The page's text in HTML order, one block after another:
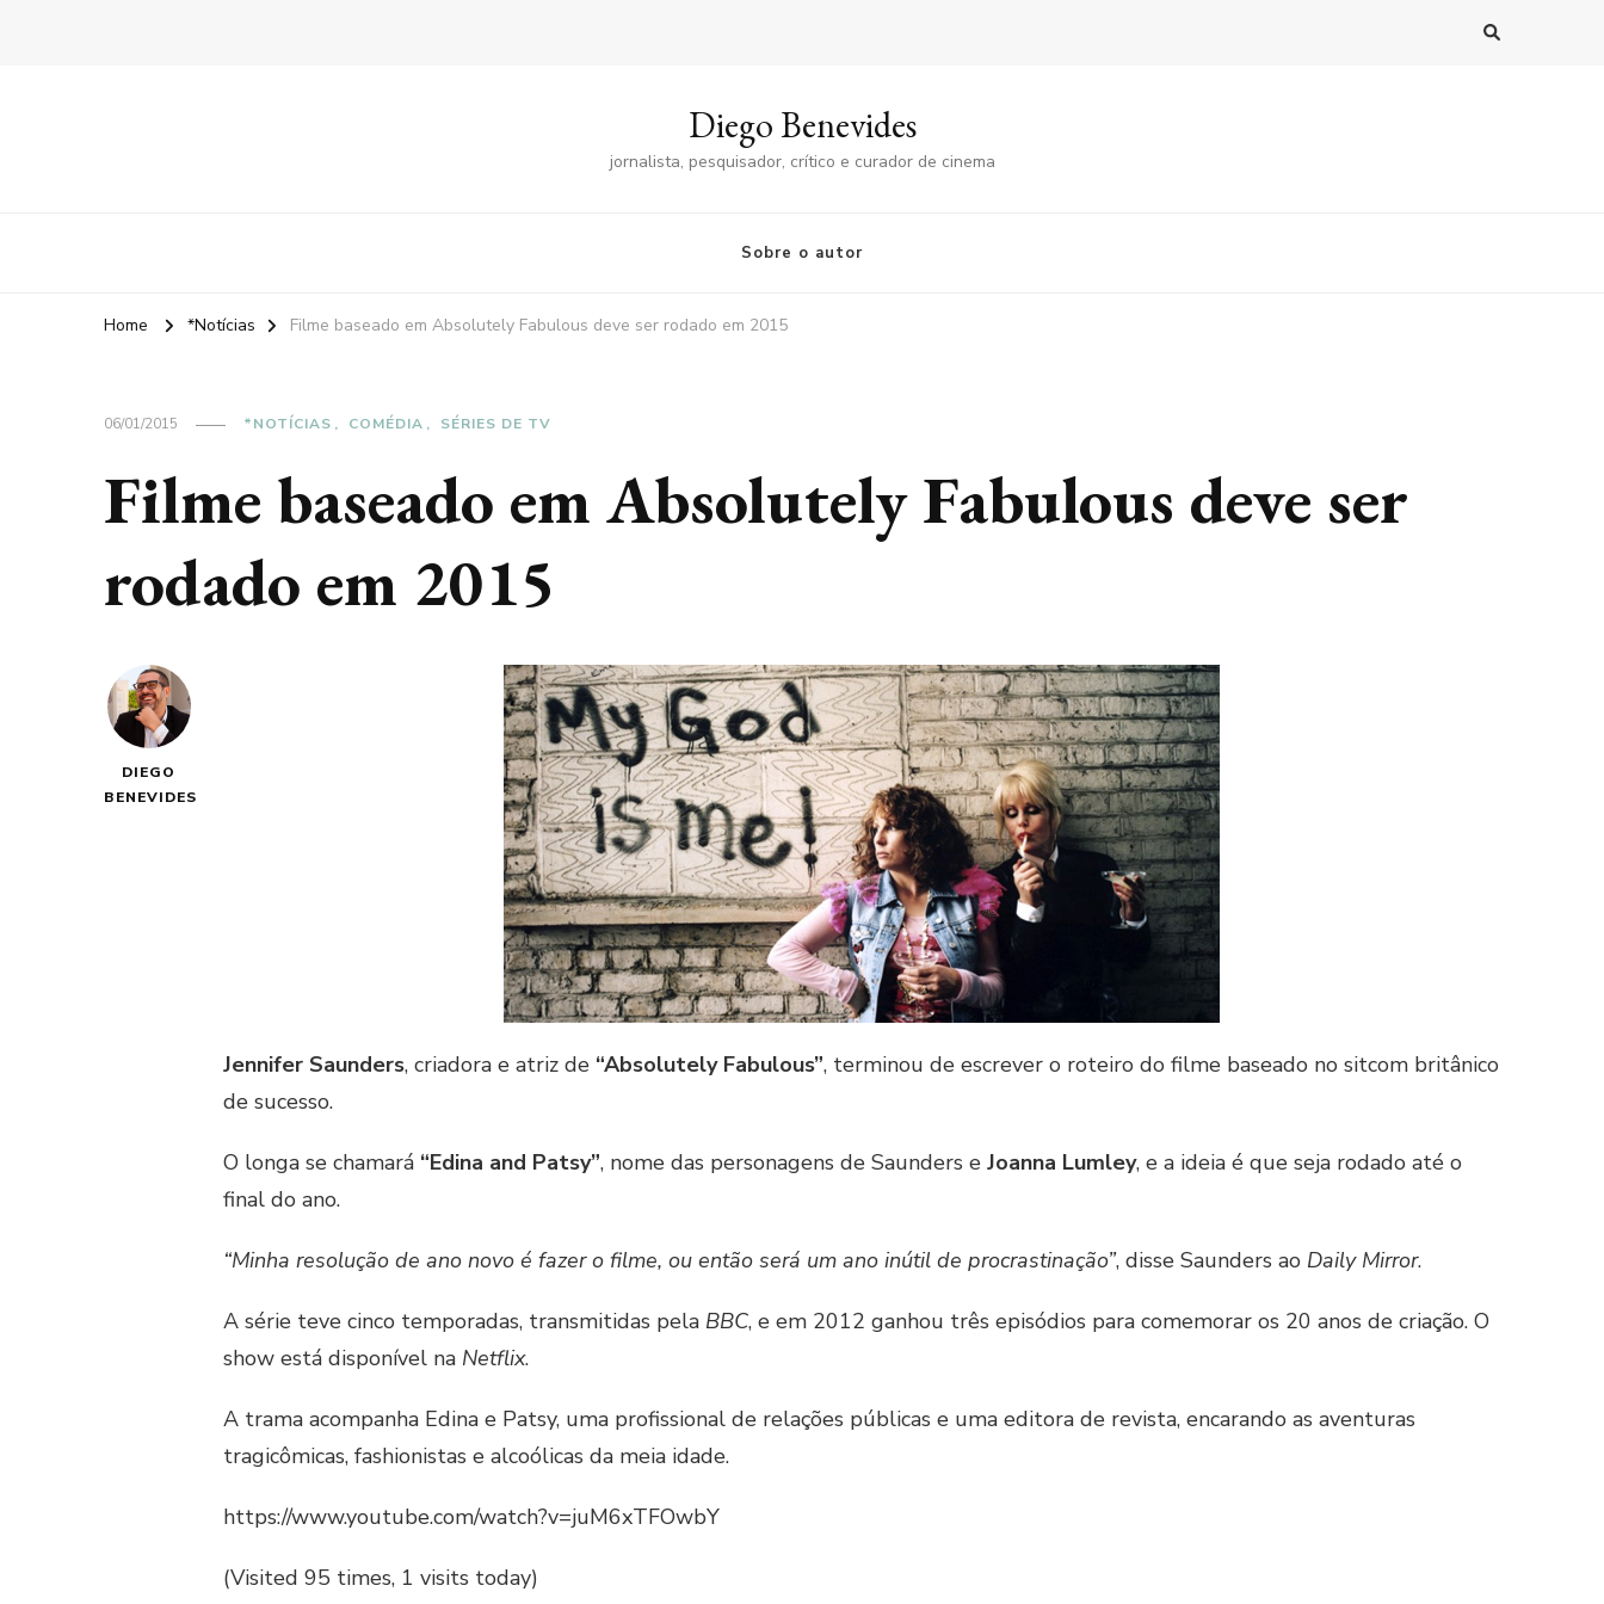
Diego Benevides
jornalista, pesquisador, crítico e curador de cinema
Sobre o autor
Home *Notícias Filme baseado em Absolutely Fabulous deve ser rodado em 2015
06/01/2015 *NOTÍCIAS COMÉDIA SÉRIES DE TV
Filme baseado em Absolutely Fabulous deve ser
rodado em 2015
DIEGO
BENEVIDES
Jennifer Saunders, criadora e atriz de “Absolutely Fabulous”, terminou de escrever o roteiro do filme baseado no sitcom britânico
de sucesso.
O longa se chamará “Edina and Patsy”, nome das personagens de Saunders e Joanna Lumley, e a ideia é que seja rodado até o
final do ano.
“Minha resolução de ano novo é fazer o filme, ou então será um ano inútil de procrastinação”, disse Saunders ao Daily Mirror.
A série teve cinco temporadas, transmitidas pela BBC, e em 2012 ganhou três episódios para comemorar os 20 anos de criação. O
show está disponível na Netflix.
A trama acompanha Edina e Patsy, uma profissional de relações públicas e uma editora de revista, encarando as aventuras
tragicômicas, fashionistas e alcoólicas da meia idade.
https://www.youtube.com/watch?v=juM6xTFOwbY
(Visited 95 times, 1 visits today)